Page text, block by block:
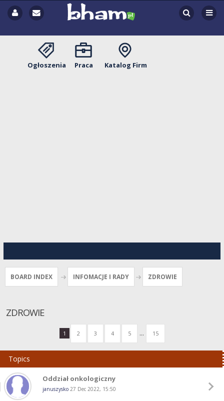
Ogłoszenia Praca Katalog Firm
BOARD INDEX INFOMACJE I RADY ZDROWIE
ZDROWIE
1 2 3 4 5 ... 15
Topics
Oddział onkologiczny
januszysko 27 Dec 2022, 15:50